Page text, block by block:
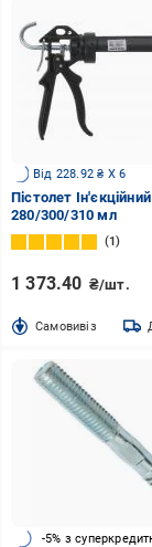
Від 228.92 ₴ X 6
Пістолет
280/300/310 мл
1
1 373.40 ₴/шт.
Cамовивіз